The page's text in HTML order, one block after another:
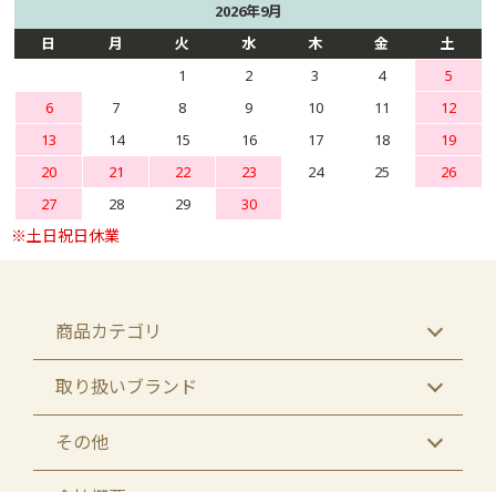
2026年9月
日
月 火 水 木 金
土
1
2 3 4
5
6
7 8 9 10 11
12
13
14 15 16 17 18
19
20
21 22 23 24 25
26
27
28 29 30
商品カテゴリ
取り扱いブランド
その他